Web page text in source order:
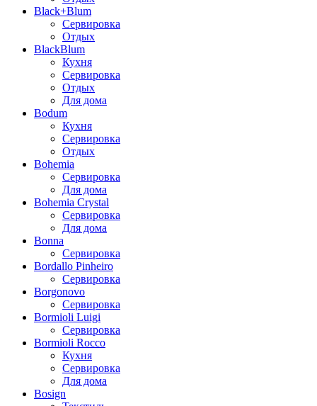
Black+Blum
Сервировка
Отдых
BlackBlum
Кухня
Сервировка
Отдых
Для дома
Bodum
Кухня
Сервировка
Отдых
Bohemia
Сервировка
Для дома
Bohemia Crystal
Сервировка
Для дома
Bonna
Сервировка
Bordallo Pinheiro
Сервировка
Borgonovo
Сервировка
Bormioli Luigi
Сервировка
Bormioli Rocco
Кухня
Сервировка
Для дома
Bosign